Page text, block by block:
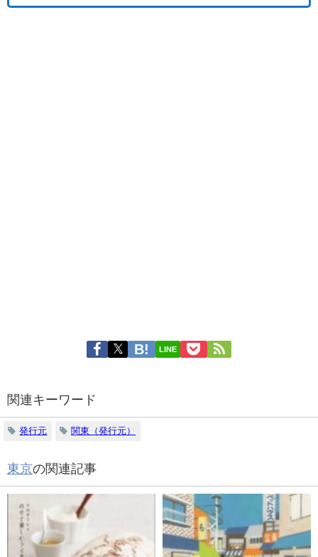
LINE
関連キーワード
発行元 関東（発行元）
東京の関連記事